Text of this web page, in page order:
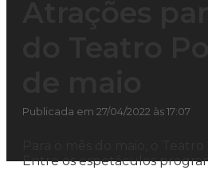
Publicada em 27/04/2022 às 17:07
Entre os espetáculos